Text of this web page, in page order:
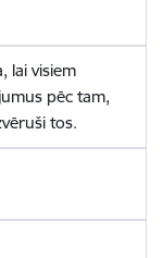
lai visiem
pēc tam,
tos.